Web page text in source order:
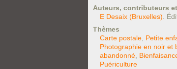
Auteurs, contributeurs
E Desaix (Bruxelles).
Thèmes
Carte postale Petite
Photographie en noir et
abandonné
Puériculture